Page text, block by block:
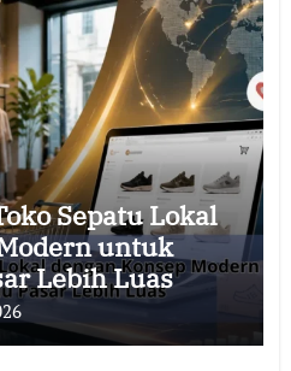
Sepatu Lokal
untuk
Lebih Luas